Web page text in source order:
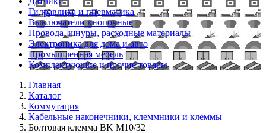
Гидравлика и пневматика
Выключатели кнопочные
Провода, шнуры, расходные материалы
Электроника для дома и авто
Промышленная мебель
Комплектующие и прочие товары
Главная
Каталог
Коммутация
Кабельные наконечники, клеммники и клеммы
Болтовая клемма BK M10/32